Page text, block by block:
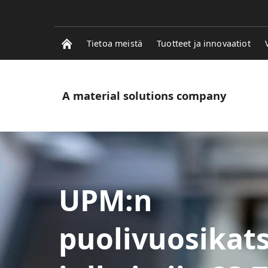
Tietoa meistä Tuotteet ja innovaatiot
A material solutions company